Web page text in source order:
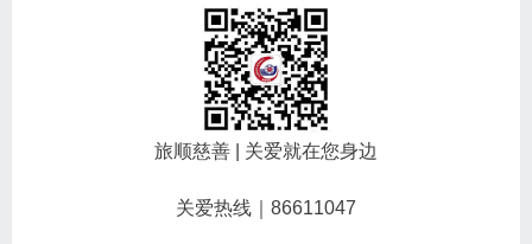
旅顺慈善 | 关爱就在您身边
关爱热线｜86611047